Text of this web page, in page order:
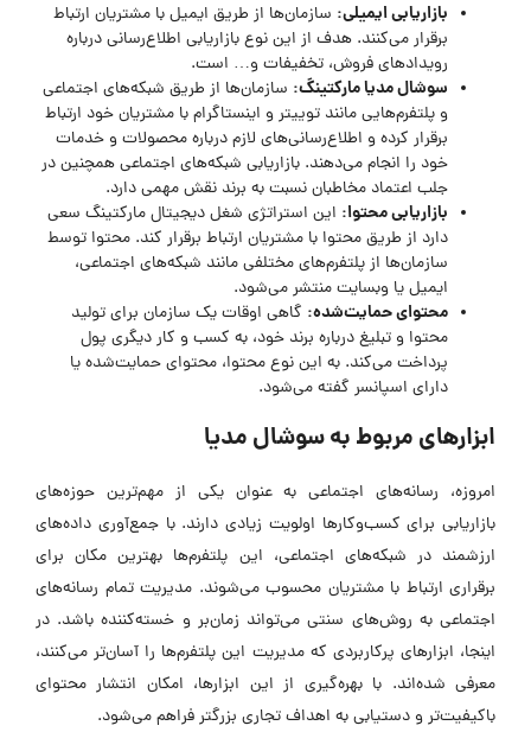
بازاریابی ایمیلی: سازمان‌ها از طریق ایمیل با مشتریان ارتباط
برقرار می‌کنند. هدف از این نوع بازاریابی اطلاع‌رسانی درباره
رویدادهای فروش، تخفیفات و… است.
سوشال مدیا مارکتینگ: سازمان‌ها از طریق شبکه‌های اجتماعی
و پلتفرم‌هایی مانند توییتر و اینستاگرام با مشتریان خود ارتباط
برقرار کرده و اطلاع‌رسانی‌های لازم درباره محصولات و خدمات
خود را انجام می‌دهند. بازاریابی شبکه‌های اجتماعی همچنین در
جلب اعتماد مخاطبان نسبت به برند نقش مهمی دارد.
بازاریابی محتوا: این استراتژی شغل دیجیتال مارکتینگ سعی
دارد از طریق محتوا با مشتریان ارتباط برقرار کند. محتوا توسط
سازمان‌ها از پلتفرم‌های مختلفی مانند شبکه‌های اجتماعی،
ایمیل یا وبسایت منتشر می‌شود.
محتوای حمایت‌شده: گاهی اوقات یک سازمان برای تولید
محتوا و تبلیغ درباره برند خود، به کسب و کار دیگری پول
پرداخت می‌کند. به این نوع محتوا، محتوای حمایت‌شده یا
دارای اسپانسر گفته می‌شود.
ابزارهای مربوط به سوشال مدیا
امروزه، رسانه‌های اجتماعی به عنوان یکی از مهم‌ترین حوزه‌های
بازاریابی برای کسب‌وکارها اولویت زیادی دارند. با جمع‌آوری داده‌های
ارزشمند در شبکه‌های اجتماعی، این پلتفرم‌ها بهترین مکان برای
برقراری ارتباط با مشتریان محسوب می‌شوند. مدیریت تمام رسانه‌های
اجتماعی به روش‌های سنتی می‌تواند زمان‌بر و خسته‌کننده باشد. در
اینجا، ابزارهای پرکاربردی که مدیریت این پلتفرم‌ها را آسان‌تر می‌کنند،
معرفی شده‌اند. با بهره‌گیری از این ابزارها، امکان انتشار محتوای
باکیفیت‌تر و دستیابی به اهداف تجاری بزرگتر فراهم می‌شود.